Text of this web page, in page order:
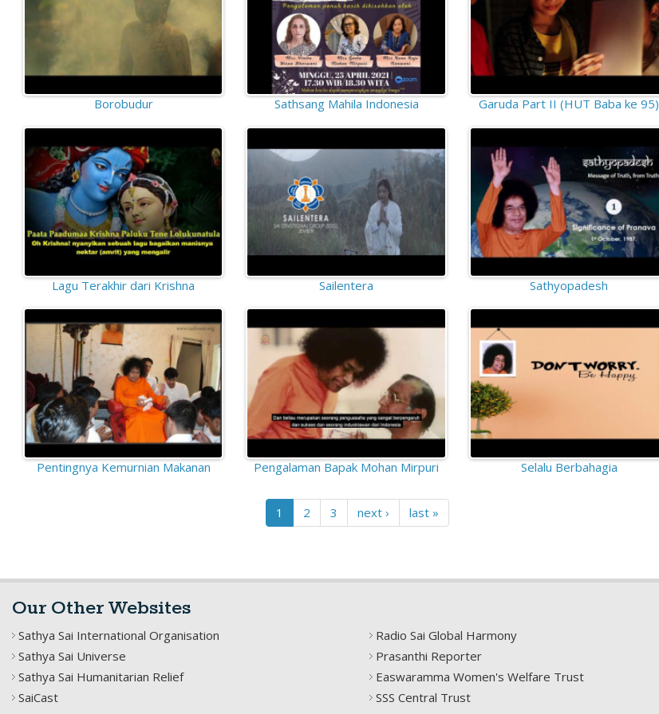
Borobudur Sathsang Mahila Indonesia Garuda Part II (HUT Baba ke 95)
Lagu Terakhir dari Krishna Sailentera Sathyopadesh
Pentingnya Kemurnian Makanan Pengalaman Bapak Mohan Mirpuri Selalu Berbahagia
1 2 3 next › last »
Our Other Websites
Sathya Sai International Organisation
Sathya Sai Universe
Sathya Sai Humanitarian Relief
SaiCast
Radio Sai Global Harmony
Prasanthi Reporter
Easwaramma Women's Welfare Trust
SSS Central Trust